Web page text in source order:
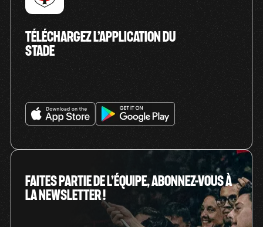
TÉLÉCHARGEZ L’APPLICATION DU
STADE
FAITES PARTIE DE L’ÉQUIPE, ABONNEZ-VOUS À
LA NEWSLETTER !